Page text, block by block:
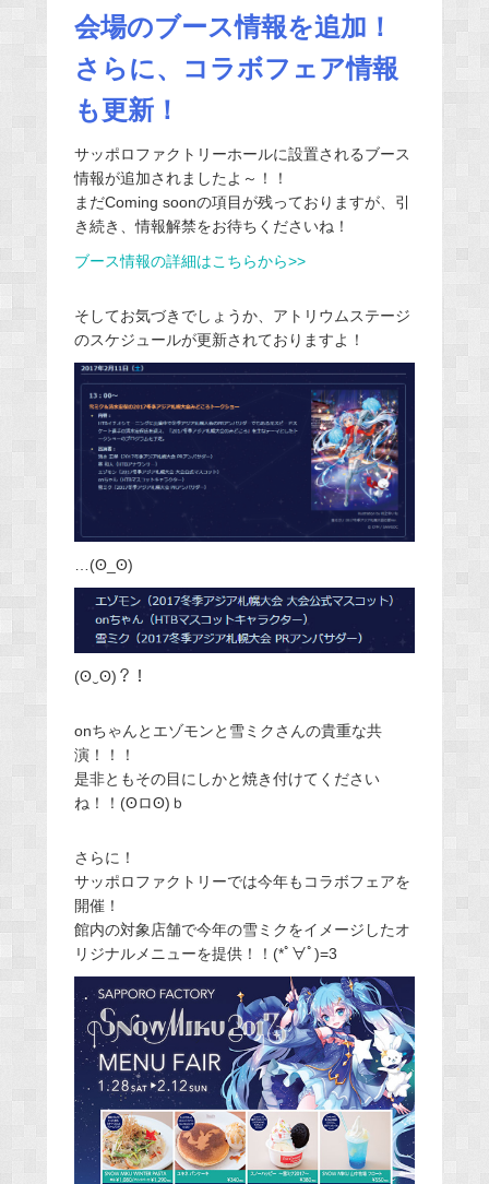
会場のブース情報を追加！
さらに、コラボフェア情報
も更新！
サッポロファクトリーホールに設置されるブース
情報が追加されましたよ～！！
まだComing soonの項目が残っておりますが、引
き続き、情報解禁をお待ちくださいね！
ブース情報の詳細はこちらから>>
そしてお気づきでしょうか、アトリウムステージ
のスケジュールが更新されておりますよ！
…(ʘ_ʘ)
(ʘ‿ʘ)？！
onちゃんとエゾモンと雪ミクさんの貴重な共
演！！！
是非ともその目にしかと焼き付けてください
ね！！(ʘロʘ)ｂ
さらに！
サッポロファクトリーでは今年もコラボフェアを
開催！
館内の対象店舗で今年の雪ミクをイメージしたオ
リジナルメニューを提供！！(*ﾟ∀ﾟ)=3